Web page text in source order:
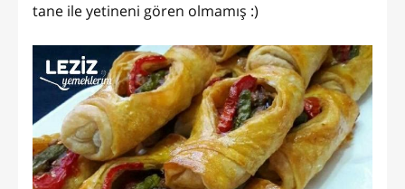
tane ile yetineni gören olmamış :)